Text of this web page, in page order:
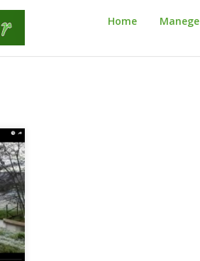
Home Manege